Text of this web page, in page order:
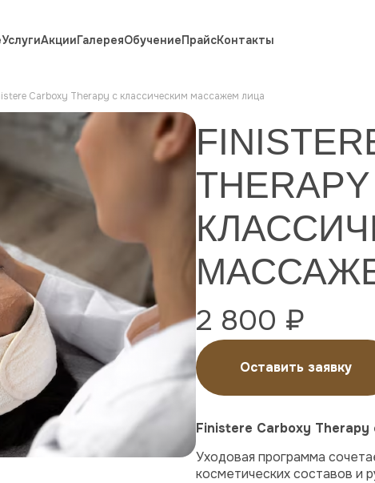
УслугиАкцииГалереяОбучениеПрайсКонтакты
Carboxy Therapy с классическим массажем лица
2 800 ₽
Оставить заявку
Finistere Carboxy
Уходовая программа
косметических составов и